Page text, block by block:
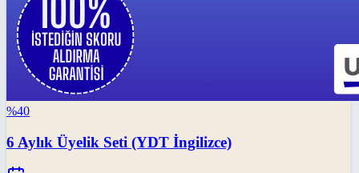
%40
6 Aylık Üyelik Seti (YDT İngilizce)